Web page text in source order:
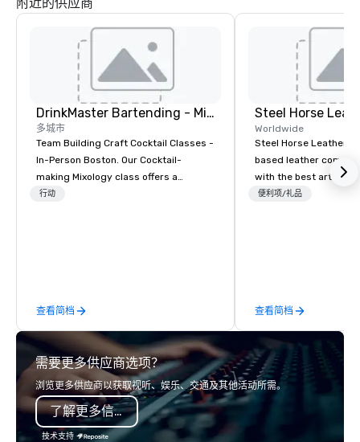
DrinkMaster Bartending - Mixology Team Building
多城市
Team Building Craft Cocktail Classes -
In-Person Boston. Our Cocktail-
making Mixology class offers a
complete turnkey solution for your
行动
查看简档
Steel Horse
Worldwide
Steel Horse Leather is
based leather
with the best
handmade leather
exclusive collection of
leather bags. Our
backpacks, duffel
messenger bags, all
designed to serve as
corporate gifts. Elevate your
便利项/礼品
查看简档
需要更多供应商选项？
浏览更多供应商以获取视听、娱乐、交通及其他活动所需。
了解更多信息
技术支持